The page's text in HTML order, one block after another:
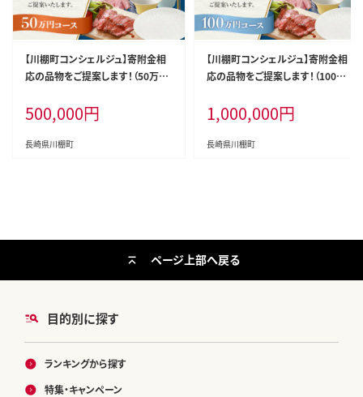
【川棚町コンシェルジュ】寄附金相
応の品物をご提案します！（50万コ
500,000円
長崎県川棚町
【川棚町コンシェルジュ】寄附金相
応の品物をご提案します！（100万
1,000,000円
長崎県川棚町
目的別に探す
ランキングから探す
特集・キャンペーン
ページ上部へ戻る